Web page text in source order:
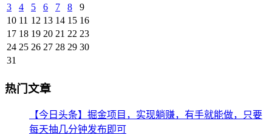
3
4 5 6 7 8
9
10 11 12 13 14 15 16
17 18 19 20 21 22 23
24 25 26 27 28 29 30
31
热门文章
【今日头条】掘金项目，实现躺赚，有手就能做，只要
每天抽几分钟发布即可